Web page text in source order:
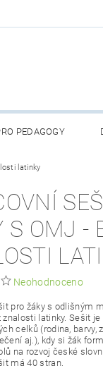
PEDAGOGY
AKČNÍ ZBOŽÍ
latinky
S OMJ -
Neohodnoceno
pro žáky s odlišným
znalosti latinky. Sešit
celků (rodina, barvy,
aj.), kdy si žák
na rozvoj české
má 40 stran.